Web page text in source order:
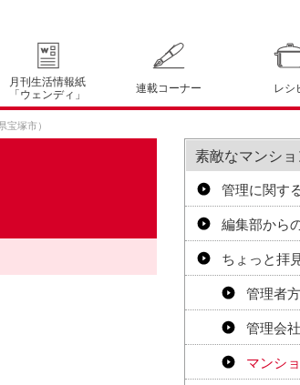
月刊生活情報紙
「ウェンディ」
連載コーナー レシ
宝塚市）
素敵なマンシ
管理に関す
編集部から
ちょっと拝
管理者
管理会
マンシ